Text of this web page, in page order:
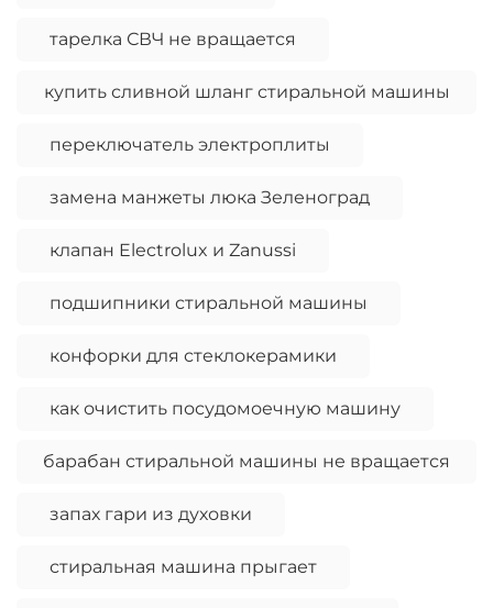
тарелка СВЧ не вращается
купить сливной шланг стиральной машины
переключатель электроплиты
замена манжеты люка Зеленоград
клапан Electrolux и Zanussi
подшипники стиральной машины
конфорки для стеклокерамики
как очистить посудомоечную машину
барабан стиральной машины не вращается
запах гари из духовки
стиральная машина прыгает